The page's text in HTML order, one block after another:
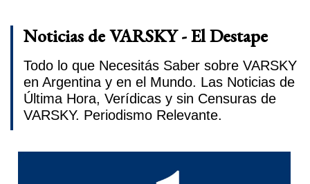
Noticias de VARSKY - El Destape
Todo lo que Necesitás Saber sobre VARSKY
en Argentina y en el Mundo. Las Noticias de
Última Hora, Verídicas y sin Censuras de
VARSKY. Periodismo Relevante.